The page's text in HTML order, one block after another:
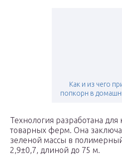
Как и из чего
попкорн в
Технология разработана
товарных ферм. Она
зеленой массы в
2,9±0,7, длиной до 75 м.